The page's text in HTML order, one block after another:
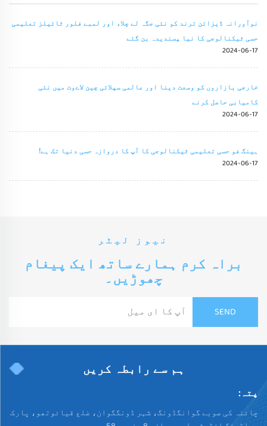
نوآورانہ ڈیزائن ترند کو نئی جگہ لے چلا، اور لمبے فلور ٹائیلز تعلیمی
حسی ٹیکنالوجی کا نیا پسندیدہ بن گئے
2024-06-17
خارجی بازاروں کو وسعت دینا اور عالمی سپلائی چین لاےوت میں نئی
کامیابی حاصل کرنے
2024-06-17
ہینگ فو حسی تعلیمی ٹیکنالوجی کا آپ کا دروازہ حسی دنیا تک ہے!
2024-06-17
نیوز لیٹر
براہ کرم ہمارے ساتھ ایک پیغام
چھوڑیں۔
ہم سے رابطہ کریں
پتہ:
چائنہ کی صوبے گوانگڈونگ، شہر ڈونگگوان، ضلع قیائوتھو، پارک